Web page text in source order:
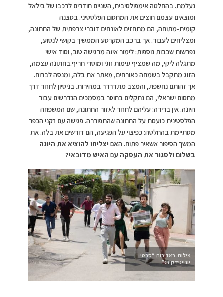
נעלמת. בהחלטה אימפולסיבית, השניים חודרים לרכבו של בילאל
ומוצאים עצמם חוצים את המחסום הפלסטיני. בסצנה
קומית-מתוחה, הם מתחזים לאורחים דוברי צרפתית של החתונה,
ומצליחים לעבור. אך ברכב המקרטע הממשיך בקושי לנסוע,
נפרשות שכבות נוספות: לימור אינה מרגישה טוב, וסוד אישי
מתגלה ליקי, מה שמציף עימות זוגי ומוסרי חריף.בחתונה עצמה,
הזוג מתקבל בשמחה כאורחים, מאתר את בלה, ומנסה לברוח.
אך זהותם נחשפת, והמצב מתדרדר במהירות. בניסיון לחזור דרך
מחסום ישראלי, הם נתקלים בחוסר במסמכים הנדרשים עבור
היונה. אין ברירה: עליהם לחזור לאזור החתונה, שם המשפחה
הפלסטינית כועסת על החתונה שהתפוררה. פגישה עם זקני הכפר
מסתיימת בהחלטה: כפיצוי על הפגיעה, הם דורשים את בלה. את
המשך הסיפור אשאיר פתוח. האם יצליחו להוציא את היונה
בשלום ולסגור את העסקה עם האיש מדובאי?
צילום: באדיבות “סרטי
יונייטד קינג”